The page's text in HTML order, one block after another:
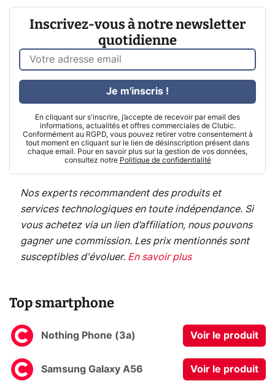
Inscrivez-vous à notre newsletter
quotidienne
En cliquant sur s'inscrire, j’accepte de recevoir par email des
informations, actualités et offres commerciales de Clubic.
Conformément au RGPD, vous pouvez retirer votre consentement à
tout moment en cliquant sur le lien de désinscription présent dans
chaque email. Pour en savoir plus sur la gestion de vos données,
consultez notre Politique de confidentialité
Je m'inscris !
Nos experts recommandent des produits et
services technologiques en toute indépendance. Si
vous achetez via un lien d’affiliation, nous pouvons
gagner une commission. Les prix mentionnés sont
susceptibles d'évoluer. En savoir plus
Top smartphone
Nothing Phone (3a) Voir le produit
Samsung Galaxy A56 Voir le produit